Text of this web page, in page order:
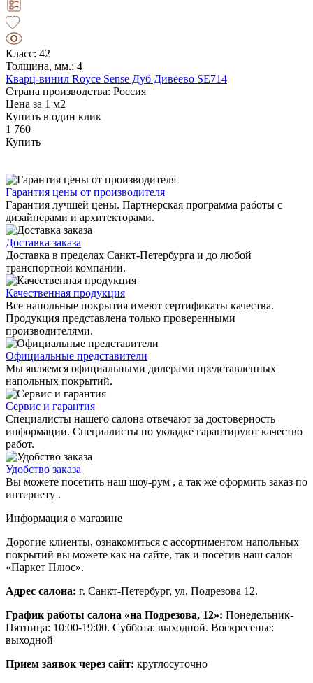
Класс: 42
Толщина, мм.: 4
Кварц-винил Royce Sense Дуб Дивеево SE714
Страна производства: Россия
Цена за 1 м2
Купить в один клик
1 760
Купить
Гарантия цены от производителя
Гарантия лучшей цены. Партнерская программа работы с
дизайнерами и архитекторами.
Доставка заказа
Доставка в пределах Санкт-Петербурга и до любой
транспортной компании.
Качественная продукция
Все напольные покрытия имеют сертификаты качества.
Продукция представлена только проверенными
производителями.
Официальные представители
Мы являемся официальными дилерами представленных
напольных покрытий.
Сервис и гарантия
Специалисты нашего салона отвечают за достоверность
информации. Специалисты по укладке гарантируют качество
работ.
Удобство заказа
Вы можете посетить наш шоу-рум , а так же оформить заказ по
интернету .
Информация о магазине
Дорогие клиенты, ознакомиться с ассортиментом напольных
покрытий вы можете как на сайте, так и посетив наш салон
«Паркет Плюс».
Адрес салона: г. Санкт-Петербург, ул. Подрезова 12.
График работы салона «на Подрезова, 12»: Понедельник-
Пятница: 10:00-19:00. Суббота: выходной. Воскресенье:
выходной
Прием заявок через сайт: круглосуточно